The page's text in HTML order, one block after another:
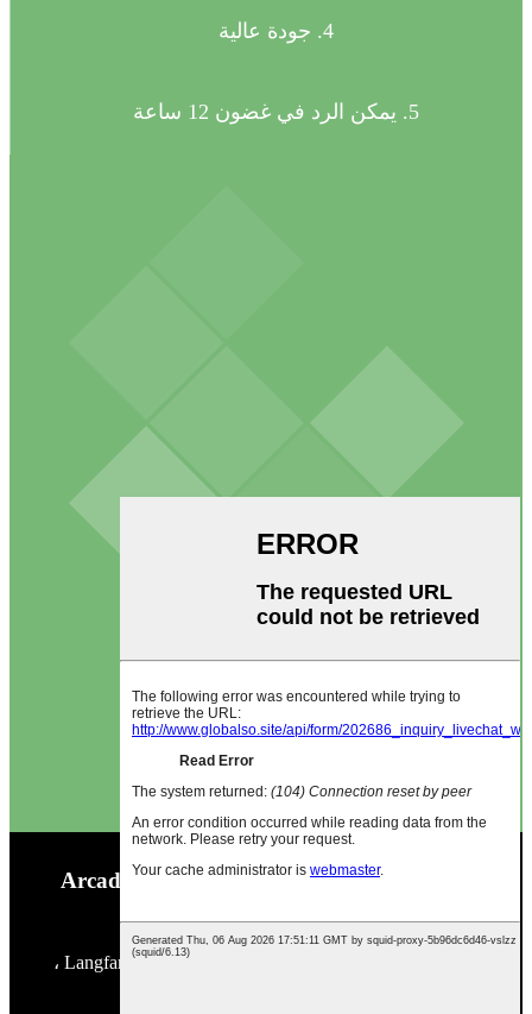
4. جودة عالية
5. يمكن الرد في غضون 12 ساعة
شركة Arcadia Camp & Outdoor Products
- منطقة Kangjiawu الصناعية ، Guan ، مدينة Langfang ،